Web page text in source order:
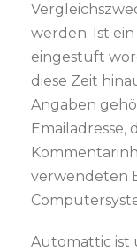
werden. Ist
eingestuft
diese Zeit
Angaben
Emailadresse,
verwendeten
Automattic ist